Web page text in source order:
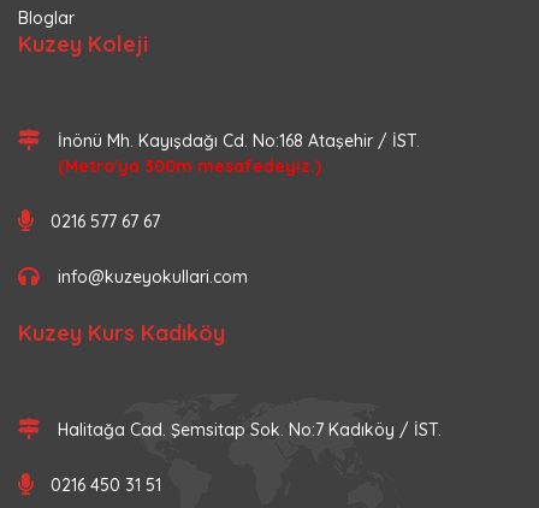
Bloglar
Kuzey Koleji
İnönü Mh. Kayışdağı Cd. No:168 Ataşehir / İST.
(Metro'ya 300m mesafedeyiz.)
0216 577 67 67
info@kuzeyokullari.com
Kuzey Kurs Kadıköy
Halitağa Cad. Şemsitap Sok. No:7 Kadıköy / İST.
0216 450 31 51